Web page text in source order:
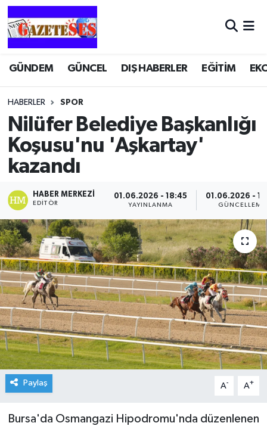
GÜNDEM GÜNCEL DIŞ HABERLER EĞİTİM
HABERLER SPOR
Nilüfer Belediye Başkanlığı
Koşusu'nu 'Aşkartay'
kazandı
HABER MERKEZI
EDITÖR
01.06.2026 - 18:45
YAYINLANMA
01.06.2026 -
GÜNCELLEME
Paylaş A- A+
Bursa'da Osmangazi Hipodromu'nda düzenlenen